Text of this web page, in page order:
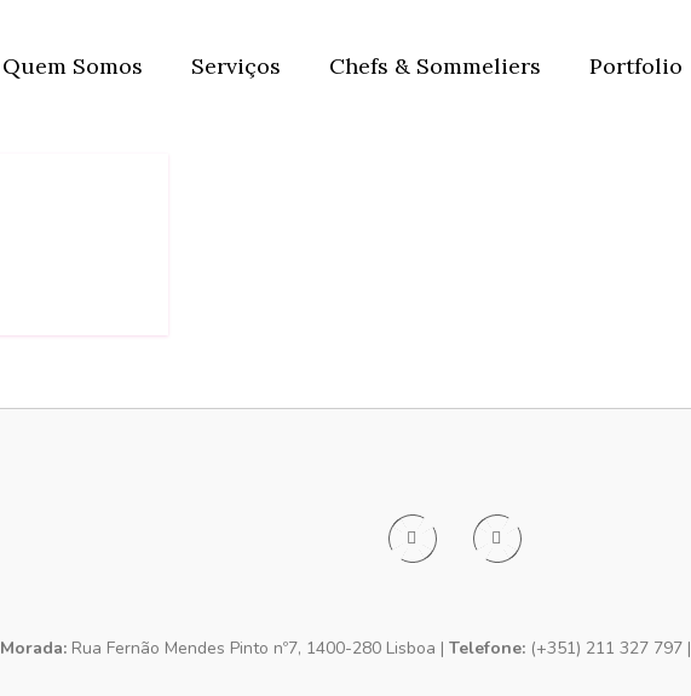
Quem Somos Serviços Chefs & Sommeliers Portfolio
Morada:Rua Fernão Mendes Pinto nº7, 1400-280 Lisboa | Telefone:(+351) 211 327 797 |